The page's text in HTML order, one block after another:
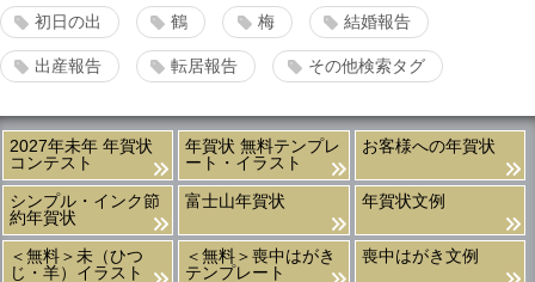
初日の出 鶴 梅 結婚報告
出産報告 転居報告 その他検索タグ
2027年未年 年賀状
コンテスト
年賀状 無料テンプレ
ート・イラスト
お客様への年賀状
シンプル・インク節
約年賀状
富士山年賀状 年賀状文例
＜無料＞未（ひつ
じ・羊）イラスト
＜無料＞喪中はがき
テンプレート
喪中はがき文例